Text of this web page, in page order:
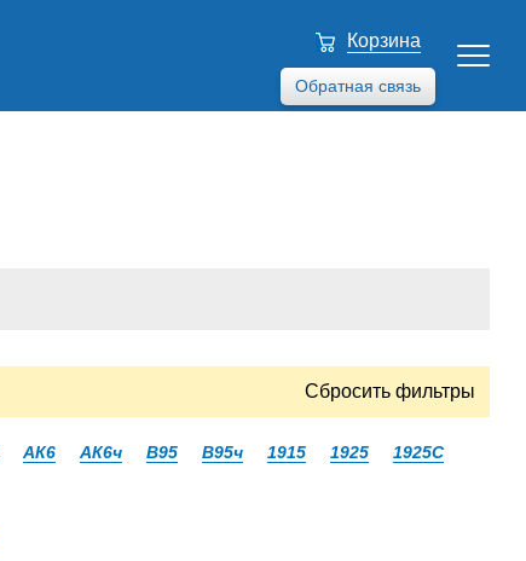
Обратная связь
Корзина
Сбросить фильтры
АК6 АК6ч В95 В95ч 1915 1925
1925С